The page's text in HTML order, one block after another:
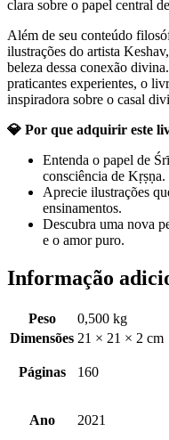
clara sobre o papel central
Além de seu conteúdo
ilustrações do artista
beleza dessa conexão
praticantes experientes, o
inspiradora sobre o casal
💎 Por que adquirir este
Entenda o papel de
consciência de Kṛṣṇa.
Aprecie ilustrações
ensinamentos.
Descubra uma nova
e o amor puro.
Informação
Peso
0,500 kg
Dimensões 21 × 21 × 2 cm
Páginas 160
Ano 2021